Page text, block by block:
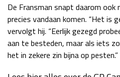
De Fransman snapt daarom ook
precies vandaan komen. “Het is
vervolgt hij. “Eerlijk gezegd
aan te besteden, maar als iets
het in zekere zin bijna op pesten.”